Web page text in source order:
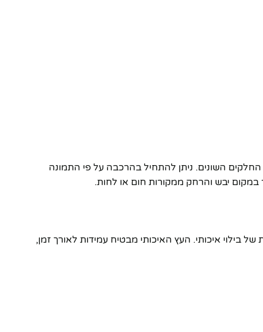
השונים. ניתן להתחיל בהרכבה על פי התמונה
במקום יבש והרחק ממקורות חום או לחות.
בילוי איכותי. העץ האיכותי מבטיח עמידות לאורך זמן,